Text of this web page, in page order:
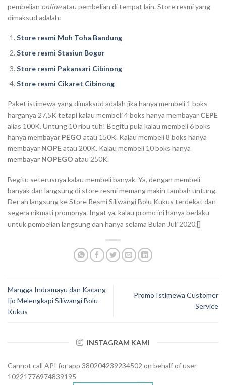
pembelian onlineatau pembelian di tempat lain. Store resmi yang
dimaksud adalah:
Store resmi Moh Toha Bandung
Store resmi Stasiun Bogor
Store resmi Pakansari Cibinong
Store resmi Cikaret Cibinong
Paket istimewa yang dimaksud adalah jika hanya membeli 1 boks
harganya 27,5K tetapi kalau membeli 4 boks hanya membayar CEPE
alias 100K. Untung 10 ribu tuh! Begitu pula kalau membeli 6 boks
hanya membayar PEGO atau 150K. Kalau membeli 8 boks hanya
membayar NOPEatau 200K. Kalau membeli 10 boks hanya
membayar NOPEGO atau 250K.
Begitu seterusnya kalau membeli banyak. Ya, dengan membeli
banyak dan langsung di store resmi memang makin tambah untung.
Der ah langsung ke Store Resmi Siliwangi Bolu Kukus terdekat dan
segera nikmati promonya. Ingat ya, kalau promo ini hanya berlaku
untuk pembelian langsung dan hanya selama Bulan Juli 2020.[]
Mangga Indramayu dan Kacang
Ijo Melengkapi Siliwangi Bolu
Kukus
Promo Istimewa Customer
Service
INSTAGRAM KAMI
Cannot call API for app 380204239234502 on behalf of user
10221776974839195